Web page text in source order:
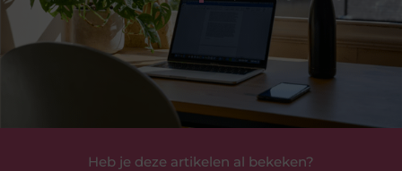
Heb je deze artikelen al bekeken?